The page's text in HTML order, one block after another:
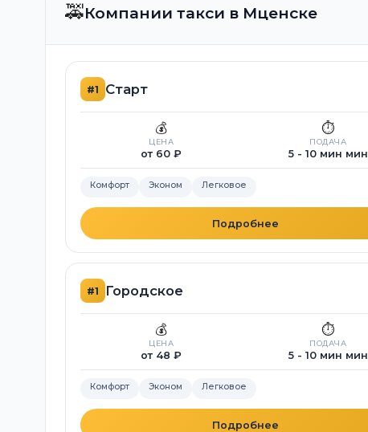
🚕Компании такси в Мценске
#1 Старт
💰
ЦЕНА
от 60 ₽
⏱️
ПОДАЧА
5 - 10 мин мин
Комфорт Эконом Легковое
Подробнее
#1 Городское
💰
ЦЕНА
от 48 ₽
⏱️
ПОДАЧА
5 - 10 мин мин
Комфорт Эконом Легковое
Подробнее